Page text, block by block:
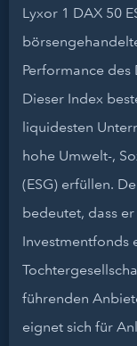
Lyxor 1 DAX 50
Performance des
Dieser Index
liquidesten
hohe Umwelt-,
(ESG) erfüllen.
bedeutet, dass
Investmentfonds
führenden
eignet sich für